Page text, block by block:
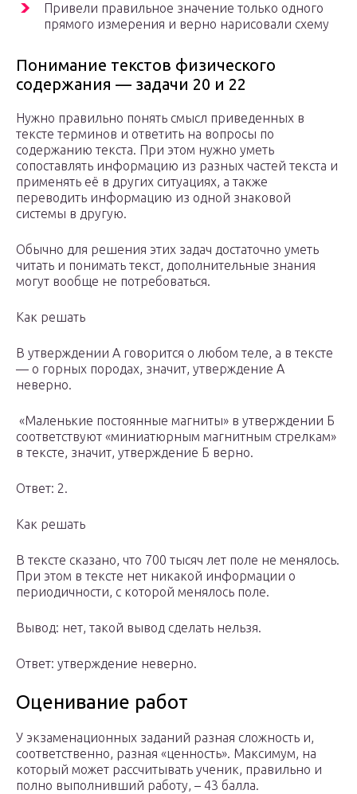
Привели правильное значение только одного
прямого измерения и верно нарисовали схему
Понимание текстов физического
содержания — задачи 20 и 22
Нужно правильно понять смысл приведенных в
тексте терминов и ответить на вопросы по
содержанию текста. При этом нужно уметь
сопоставлять информацию из разных частей текста и
применять её в других ситуациях, а также
переводить информацию из одной знаковой
системы в другую.
Обычно для решения этих задач достаточно уметь
читать и понимать текст, дополнительные знания
могут вообще не потребоваться.
Как решать
В утверждении А говорится о любом теле, а в тексте
— о горных породах, значит, утверждение А
неверно.
️ «Маленькие постоянные магниты» в утверждении Б
соответствуют «миниатюрным магнитным стрелкам»
в тексте, значит, утверждение Б верно.
Ответ: 2.
Как решать
В тексте сказано, что 700 тысяч лет поле не менялось.
При этом в тексте нет никакой информации о
периодичности, с которой менялось поле.
Вывод: нет, такой вывод сделать нельзя.
Ответ: утверждение неверно.
Оценивание работ
У экзаменационных заданий разная сложность и,
соответственно, разная «ценность». Максимум, на
который может рассчитывать ученик, правильно и
полно выполнивший работу, – 43 балла.